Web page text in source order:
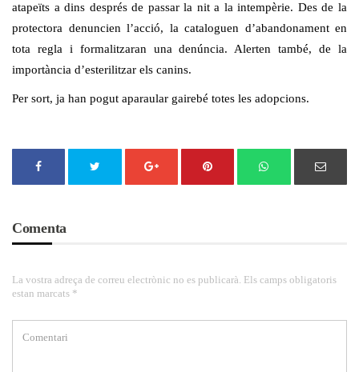
atapeïts a dins després de passar la nit a la intempèrie. Des de la
protectora denuncien l’acció, la cataloguen d’abandonament en
tota regla i formalitzaran una denúncia. Alerten també, de la
importància d’esterilitzar els canins.
Per sort, ja han pogut aparaular gairebé totes les adopcions.
Comenta
La vostra adreça de correu electrònic no es publicarà. Els camps obligatoris
estan marcats *